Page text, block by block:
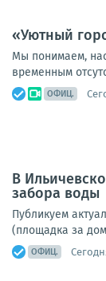
«Уютный
Мы понимаем,
временным
ОФИЦ.
В
забора воды
Публикуем
(площадка за
ОФИЦ.